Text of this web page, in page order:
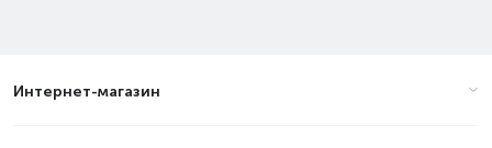
Интернет-магазин